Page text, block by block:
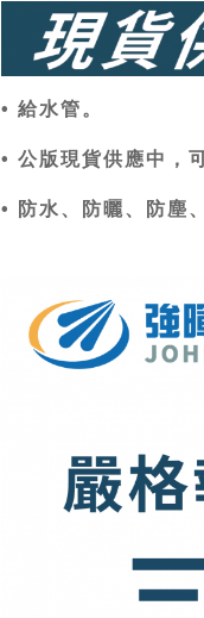
• 給水管。
• 公版現貨供應中，
• 防水、防曬、防塵